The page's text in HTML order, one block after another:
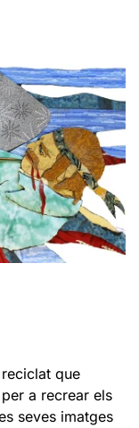
que
a recrear els
seves imatges